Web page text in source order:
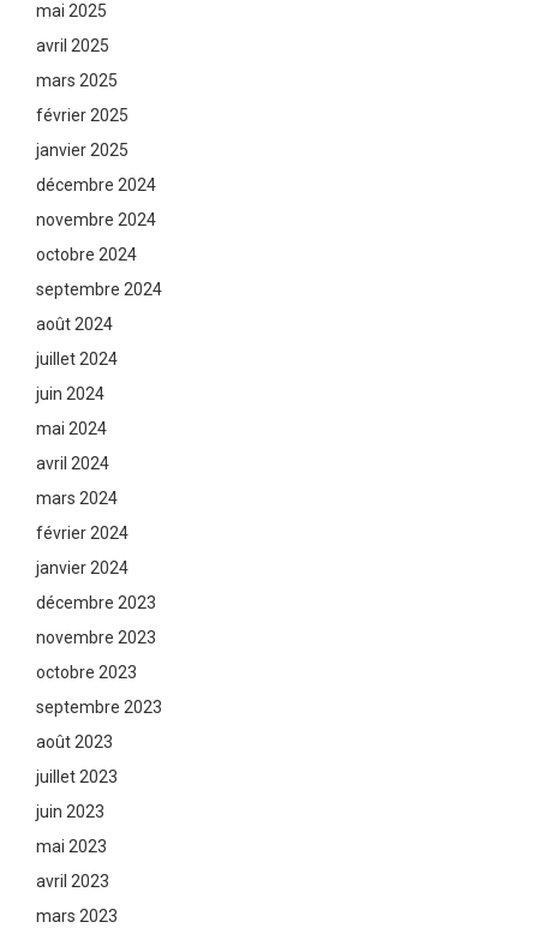
mai 2025
avril 2025
mars 2025
février 2025
janvier 2025
décembre 2024
novembre 2024
octobre 2024
septembre 2024
août 2024
juillet 2024
juin 2024
mai 2024
avril 2024
mars 2024
février 2024
janvier 2024
décembre 2023
novembre 2023
octobre 2023
septembre 2023
août 2023
juillet 2023
juin 2023
mai 2023
avril 2023
mars 2023